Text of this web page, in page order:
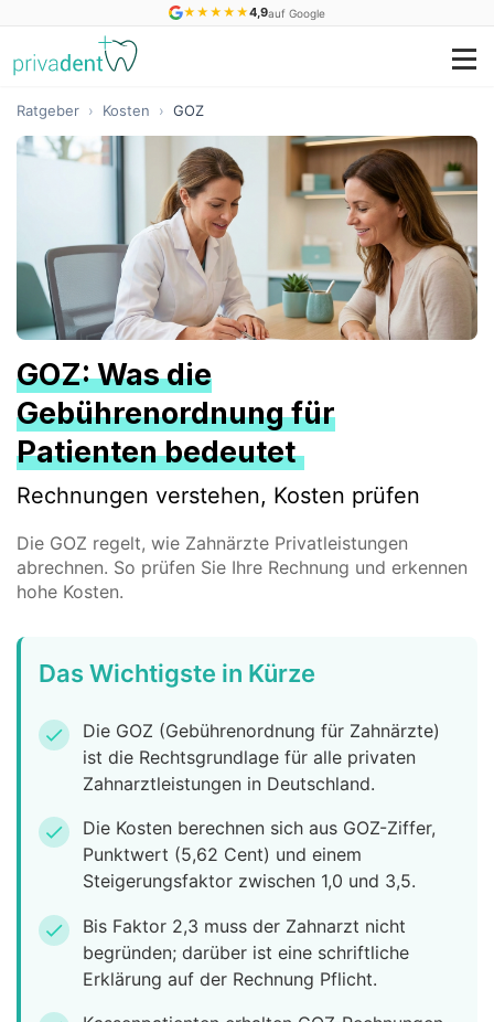
★ ★ ★ ★ ★4,9auf Google
Ratgeber › Kosten › GOZ
GOZ: Was die
Gebührenordnung für
Patienten bedeutet
Rechnungen verstehen, Kosten prüfen
Die GOZ regelt, wie Zahnärzte Privatleistungen
abrechnen. So prüfen Sie Ihre Rechnung und erkennen
hohe Kosten.
Das Wichtigste in Kürze
check
Die GOZ (Gebührenordnung für Zahnärzte)
ist die Rechtsgrundlage für alle privaten
Zahnarztleistungen in Deutschland.
check
Die Kosten berechnen sich aus GOZ-Ziffer,
Punktwert (5,62 Cent) und einem
Steigerungsfaktor zwischen 1,0 und 3,5.
check
Bis Faktor 2,3 muss der Zahnarzt nicht
begründen; darüber ist eine schriftliche
Erklärung auf der Rechnung Pflicht.